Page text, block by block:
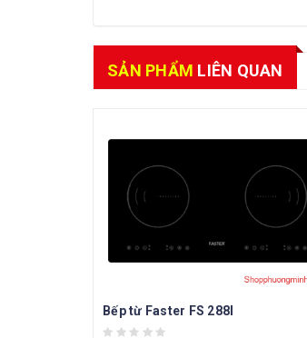
SẢN PHẨM LIÊN QUAN
Bếp từ Faster FS 288I